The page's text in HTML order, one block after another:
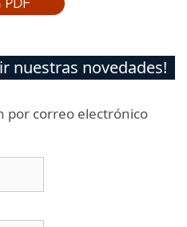
nuestras novedades!
por correo electrónico